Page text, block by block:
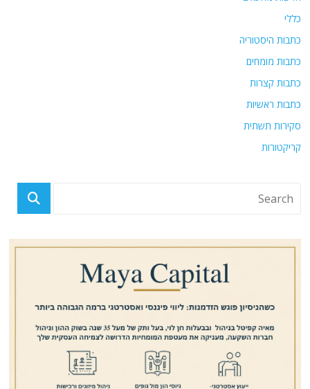
כללי
כתבות היסטוריה
כתבות מומחים
כתבות קצרות
כתבות ראשיות
סקירות תשתית
קריקטורות